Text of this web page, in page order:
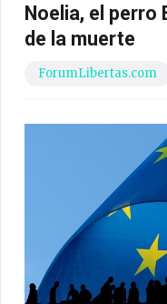
Noelia, el perro
de la muerte
ForumLibertas.com